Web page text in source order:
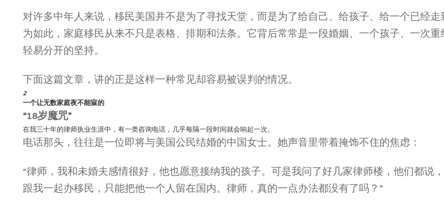
对许多中年人来说，移民美国并不是为了寻找天堂，而是为了给自己、给孩子、给一个已经
为如此，家庭移民从来不只是表格、排期和法条。它背后常常是一段婚姻、一个孩子、一次
轻易分开的坚持。
下面这篇文章，讲的正是这样一种常见却容易被误判的情况。
2
一个让无数家庭夜不能寐的
“18岁魔咒”
在我三十年的律师执业生涯中，有一类咨询电话，几乎每隔一段时间就会响起一次。
电话那头，往往是一位即将与美国公民结婚的中国女士。她声音里带着掩饰不住的焦虑：
“律师，我和未婚夫感情很好，他也愿意接纳我的孩子。可是我问了好几家律师楼，他们都说
跟我一起办移民，只能把他一个人留在国内。律师，真的一点办法都没有了吗？”